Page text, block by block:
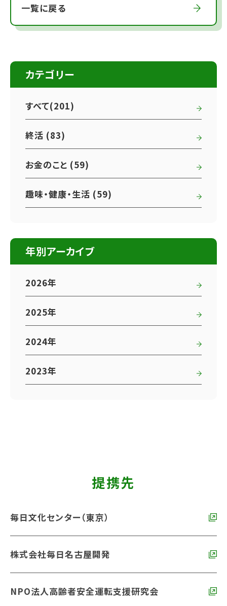
一覧に戻る
カテゴリー
すべて(201)
終活 (83)
お金のこと (59)
趣味・健康・生活 (59)
年別アーカイブ
2026年
2025年
2024年
2023年
提携先
毎日文化センター（東京）
株式会社毎日名古屋開発
NPO法人高齢者安全運転支援研究会